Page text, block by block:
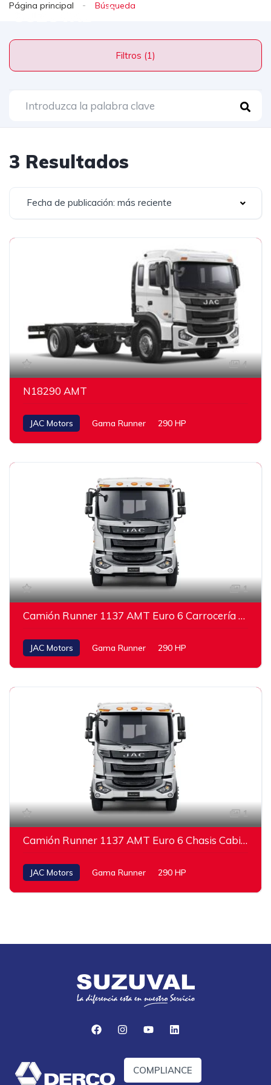
Página principal
Filtros (1)
3 Resultados
Fecha de publicación: más reciente
4
N18290 AMT
JAC Motors Gama Runner 290 HP
1
Camión Runner 1137 AMT Euro 6 Carrocería baranda baja
JAC Motors Gama Runner 290 HP
1
Camión Runner 1137 AMT Euro 6 Chasis Cabina
JAC Motors Gama Runner 290 HP
COMPLIANCE